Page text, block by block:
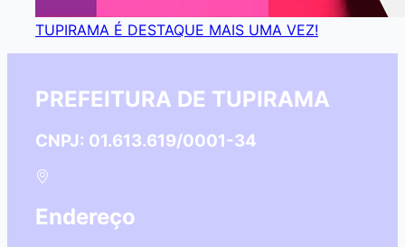
TUPIRAMA É DESTAQUE MAIS UMA VEZ!
PREFEITURA DE TUPIRAMA
CNPJ: 01.613.619/0001-34
Endereço